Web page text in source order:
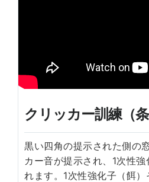
クリッカー訓練（条
黒い四角の提示された側の
カー音が提示され、1次性
れます。1次性強化子（餌